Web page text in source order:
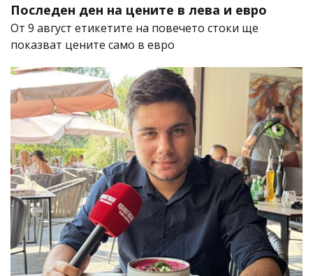
Последен ден на цените в лева и евро
От 9 август етикетите на повечето стоки ще
показват цените само в евро